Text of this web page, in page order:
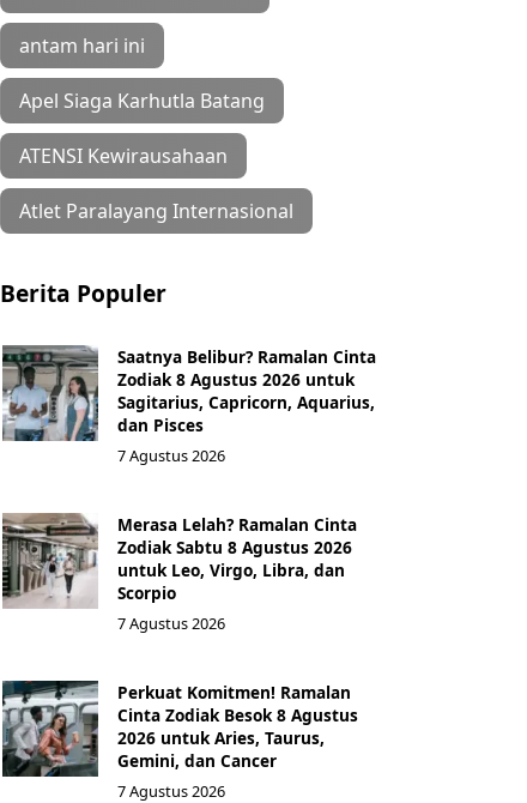
antam hari ini
Apel Siaga Karhutla Batang
ATENSI Kewirausahaan
Atlet Paralayang Internasional
Berita Populer
Saatnya Belibur? Ramalan Cinta
Zodiak 8 Agustus 2026 untuk
Sagitarius, Capricorn, Aquarius,
dan Pisces
7 Agustus 2026
Merasa Lelah? Ramalan Cinta
Zodiak Sabtu 8 Agustus 2026
untuk Leo, Virgo, Libra, dan
Scorpio
7 Agustus 2026
Perkuat Komitmen! Ramalan
Cinta Zodiak Besok 8 Agustus
2026 untuk Aries, Taurus,
Gemini, dan Cancer
7 Agustus 2026